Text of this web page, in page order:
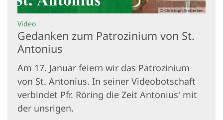
© Christoph Tenberken
Video:
Gedanken zum Patrozinium von St.
Antonius
Am 17. Januar feiern wir das Patrozinium
von St. Antonius. In seiner Videobotschaft
verbindet Pfr. Röring die Zeit Antonius' mit
der unsrigen.